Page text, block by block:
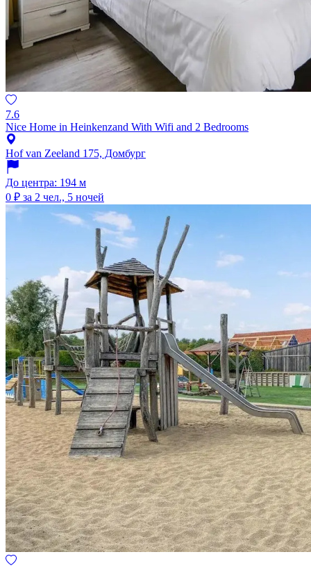
7.6
Nice Home in Heinkenzand With Wifi and 2 Bedrooms
Hof van Zeeland 175, Домбург
До центра: 194 м
0 ₽ за 2 чел., 5 ночей